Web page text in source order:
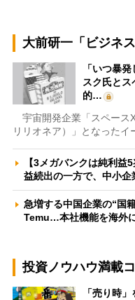
大前研一「ビジネ
「いつ暴
スク氏とス
的…
宇宙開発企業「スペース
リリオネア）」となった
【3メガバンクは純利益
益続出の一方で、中小
急増する中国企業の“国
Temu…本社機能を海外
投資ノウハウ満載
「売り時